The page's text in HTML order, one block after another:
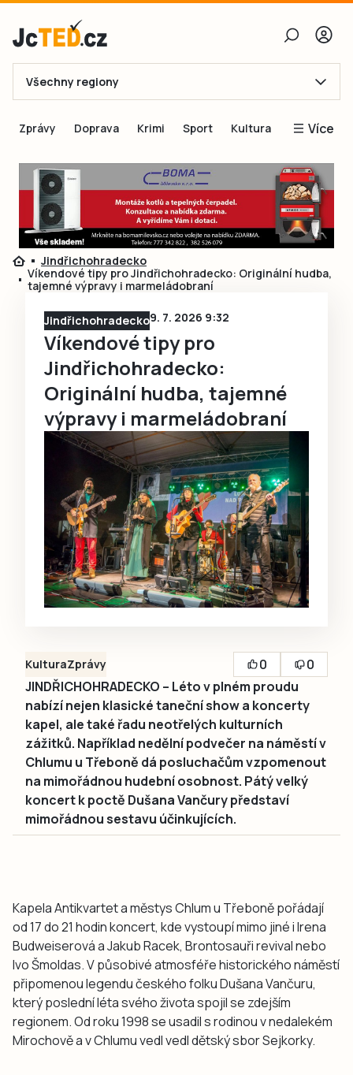
E-mail
Obnovit heslo
Přihlásit se
Přihlásit se přes Facebook
Ještě nemám účet, chci se
Všechny regiony
Zprávy Doprava Krimi Sport Kultura Více
Blogy
Inspirace
Čtenáři píší
Speciální přílohy
Jindřichohradecko
Víkendové tipy pro Jindřichohradecko: Originální hudba,
tajemné výpravy i marmeládobraní
Jindřichohradecko9. 7. 2026 9:32
Víkendové tipy pro
Jindřichohradecko:
Originální hudba, tajemné
výpravy i marmeládobraní
KulturaZprávy 0
0
JINDŘICHOHRADECKO – Léto v plném proudu
nabízí nejen klasické taneční show a koncerty
kapel, ale také řadu neotřelých kulturních
zážitků. Například nedělní podvečer na náměstí v
Chlumu u Třeboně dá posluchačům vzpomenout
na mimořádnou hudební osobnost. Pátý velký
koncert k poctě Dušana Vančury představí
mimořádnou sestavu účinkujících.
Kapela Antikvartet a městys Chlum u Třeboně pořádají
od 17 do 21 hodin koncert, kde vystoupí mimo jiné i Irena
Budweiserová a Jakub Racek, Brontosauři revival nebo
Ivo Šmoldas. V působivé atmosféře historického náměstí
připomenou legendu českého folku Dušana Vančuru,
který poslední léta svého života spojil se zdejším
regionem. Od roku 1998 se usadil s rodinou v nedalekém
Mirochově a v Chlumu vedl vedl dětský sbor Sejkorky.